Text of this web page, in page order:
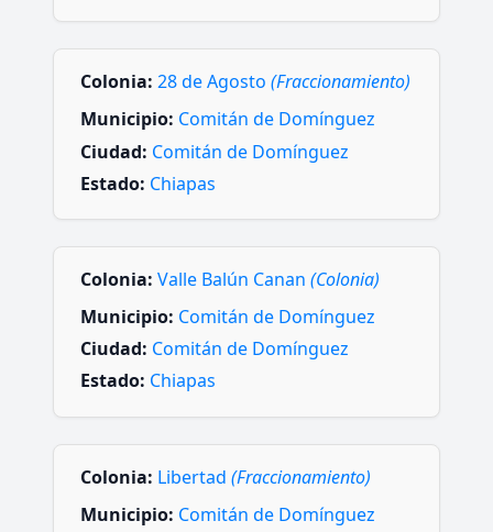
Colonia: 28 de Agosto (Fraccionamiento)
Municipio: Comitán de Domínguez
Ciudad: Comitán de Domínguez
Estado: Chiapas
Colonia: Valle Balún Canan (Colonia)
Municipio: Comitán de Domínguez
Ciudad: Comitán de Domínguez
Estado: Chiapas
Colonia: Libertad (Fraccionamiento)
Municipio: Comitán de Domínguez